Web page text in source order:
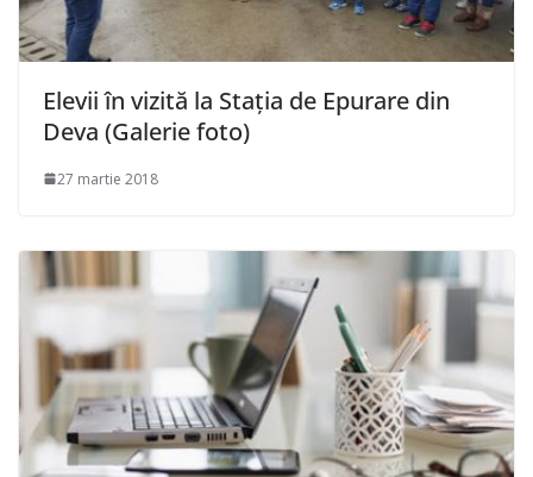
Elevii în vizită la Stația de Epurare din
Deva (Galerie foto)
27 martie 2018